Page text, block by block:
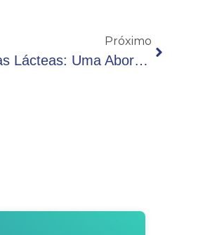
Próximo
VI Seminário Macalé – Iogurtes E Bebidas Lácteas: Uma Abordagem Completa